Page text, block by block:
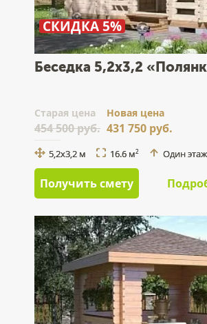
СКИДКА 5%
Беседка 5,2x3,2
Cтарая цена
454 500 руб.
Новая цена
431 750 руб.
5,2x3,2 м 16.6 м2 Один этаж
Получить смету